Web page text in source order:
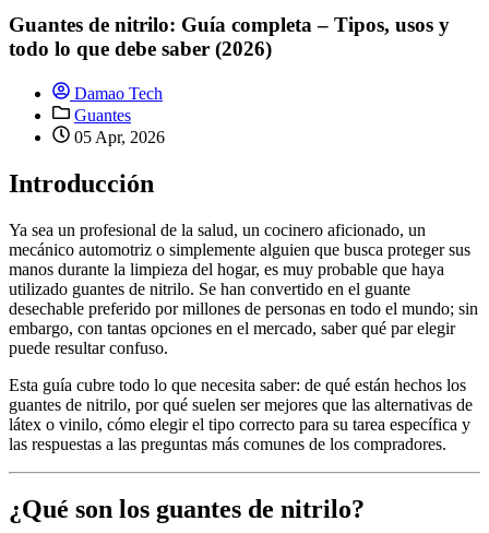
Guantes de nitrilo: Guía completa – Tipos, usos y
todo lo que debe saber (2026)
Damao Tech
Guantes
05 Apr, 2026
Introducción
Ya sea un profesional de la salud, un cocinero aficionado, un
mecánico automotriz o simplemente alguien que busca proteger sus
manos durante la limpieza del hogar, es muy probable que haya
utilizado guantes de nitrilo. Se han convertido en el guante
desechable preferido por millones de personas en todo el mundo; sin
embargo, con tantas opciones en el mercado, saber qué par elegir
puede resultar confuso.
Esta guía cubre todo lo que necesita saber: de qué están hechos los
guantes de nitrilo, por qué suelen ser mejores que las alternativas de
látex o vinilo, cómo elegir el tipo correcto para su tarea específica y
las respuestas a las preguntas más comunes de los compradores.
¿Qué son los guantes de nitrilo?